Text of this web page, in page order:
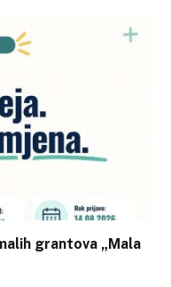
grantova „Mala